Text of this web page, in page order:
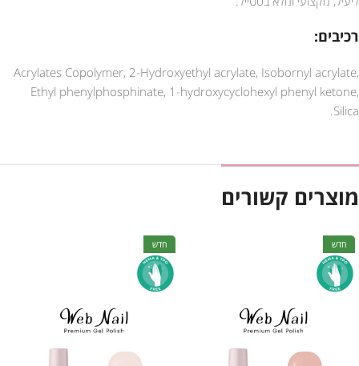
רכיבים:
Acrylates Copolymer, 2-Hydroxyethyl acrylate, Isobornyl acrylate,
Ethyl phenylphosphinate, 1-hydroxycyclohexyl phenyl ketone,
Silica.
מוצרים קשורים
חדש חדש